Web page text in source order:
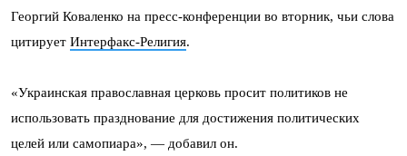
Георгий Коваленко на пресс-конференции во вторник, чьи слова
цитирует Интерфакс-Религия.
«Украинская православная церковь просит политиков не
использовать празднование для достижения политических
целей или самопиара», — добавил он.